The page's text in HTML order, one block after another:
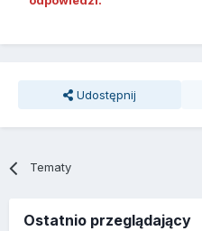
Udostępnij
Tematy
Ostatnio przeglądający